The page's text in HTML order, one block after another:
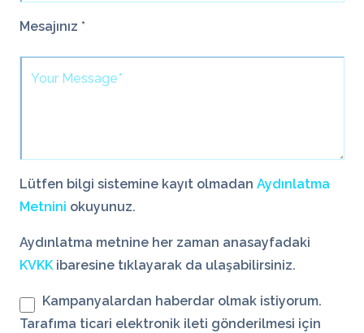
Mesajınız *
Lütfen bilgi sistemine kayıt olmadan Aydınlatma
Metnini okuyunuz.
Aydınlatma metnine her zaman anasayfadaki
KVKKibaresine tıklayarak da ulaşabilirsiniz.
Kampanyalardan haberdar olmak istiyorum.
Tarafıma ticari elektronik ileti gönderilmesi için